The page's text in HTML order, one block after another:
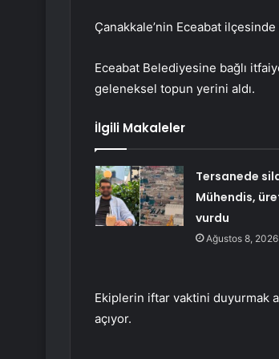
Çanakkale’nin Eceabat
Eceabat Belediyesine bağlı
geleneksel topun yerini aldı.
İlgili Makaleler
Tersanede
Mühendis,
vurdu
Ağustos 8, 2026
Ekiplerin iftar vaktini duyurmak
açıyor.